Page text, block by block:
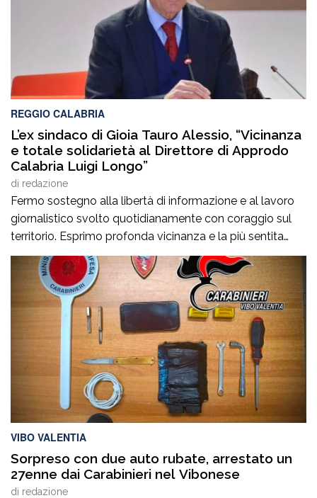
REGGIO CALABRIA
L’ex sindaco di Gioia Tauro Alessio, “Vicinanza
e totale solidarietà al Direttore di Approdo
Calabria Luigi Longo”
di redazione
Fermo sostegno alla libertà di informazione e al lavoro
giornalistico svolto quotidianamente con coraggio sul
territorio. Esprimo profonda vicinanza e la più sentita
solidarietà al Direttore di Approdo Calabria, Luigi Longo,
e a tutta la redazione per i recenti e incresciosi episodi
che hanno interessato la testata. Il lavoro svolto da
Approdo Calabria rappresenta un […]
VIBO VALENTIA
Sorpreso con due auto rubate, arrestato un
27enne dai Carabinieri nel Vibonese
di redazione